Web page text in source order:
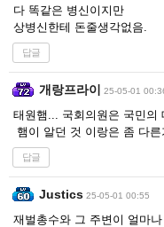
다 똑같은 병신이지만
상병신한테 돈줄생각없음.
답글
개랑프라이 25-05-01
태원햄... 국회의원은 국민의
햄이 알던 것 이랑은 좀 다른
답글
Justics 25-05-01 00:55
재벌총수와 그 주변이 얼마